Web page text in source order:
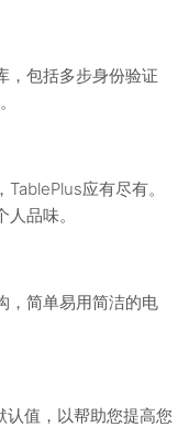
，包括多步身份验证
应有尽有。
品味。
，简单易用简洁的电
认值，以帮助您提高您